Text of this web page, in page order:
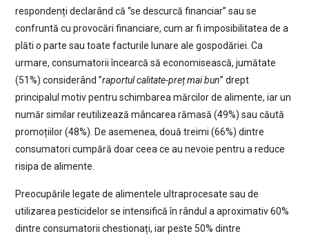
respondenți declarând că “se descurcă financiar” sau se
confruntă cu provocări financiare, cum ar fi imposibilitatea de a
plăti o parte sau toate facturile lunare ale gospodăriei. Ca
urmare, consumatorii încearcă să economisească, jumătate
(51%) considerând ”raportul calitate-preț mai bun” drept
principalul motiv pentru schimbarea mărcilor de alimente, iar un
număr similar reutilizează mâncarea rămasă (49%) sau căută
promoțiilor (48%). De asemenea, două treimi (66%) dintre
consumatori cumpără doar ceea ce au nevoie pentru a reduce
risipa de alimente.
Preocupările legate de alimentele ultraprocesate sau de
utilizarea pesticidelor se intensifică în rândul a aproximativ 60%
dintre consumatorii chestionați, iar peste 50% dintre